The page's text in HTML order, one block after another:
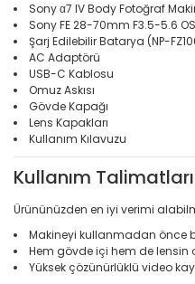
Sony α7 IV Body Fotoğraf
Sony FE 28-70mm F3.5-5.6
Şarj Edilebilir Batarya (NP-
AC Adaptörü
USB-C Kablosu
Omuz Askısı
Gövde Kapağı
Lens Kapakları
Kullanım Kılavuzu
Kullanım Talimatları
Ürününüzden en iyi verimi
Makineyi kullanmadan önce
Hem gövde içi hem de lensin
Yüksek çözünürlüklü video